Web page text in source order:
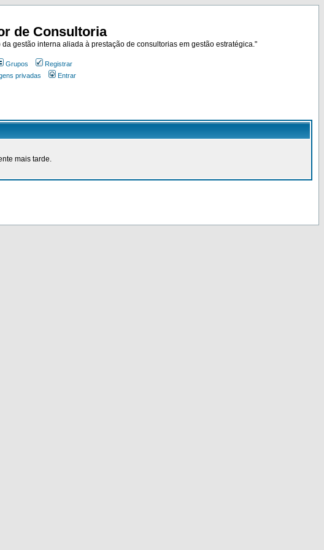
de Consultoria
gestão interna aliada à prestação de consultorias em gestão estratégica."
Grupos
Registrar
privadas Entrar
mais tarde.